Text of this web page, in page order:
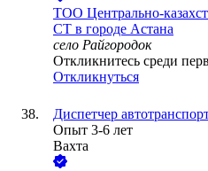
ТОО Центрально-
СТ в городе Астана
село Райгородок
Откликнитесь среди
Откликнуться
Диспетчер
Опыт 3-6 лет
Вахта